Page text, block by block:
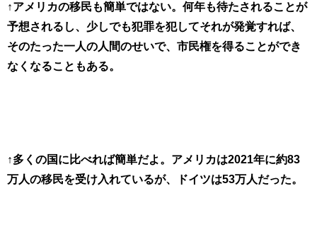
↑アメリカの移民も簡単ではない。何年も待たされることが
予想されるし、少しでも犯罪を犯してそれが発覚すれば、
そのたった一人の人間のせいで、市民権を得ることができ
なくなることもある。
↑多くの国に比べれば簡単だよ。アメリカは2021年に約83
万人の移民を受け入れているが、ドイツは53万人だった。